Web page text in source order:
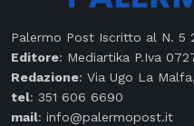
Palermo Post Iscritto al N. 5
Editore: Mediartika P.Iva
Redazione: Via Ugo La
tel: 351 606 6690
mail: info@palermopost.it